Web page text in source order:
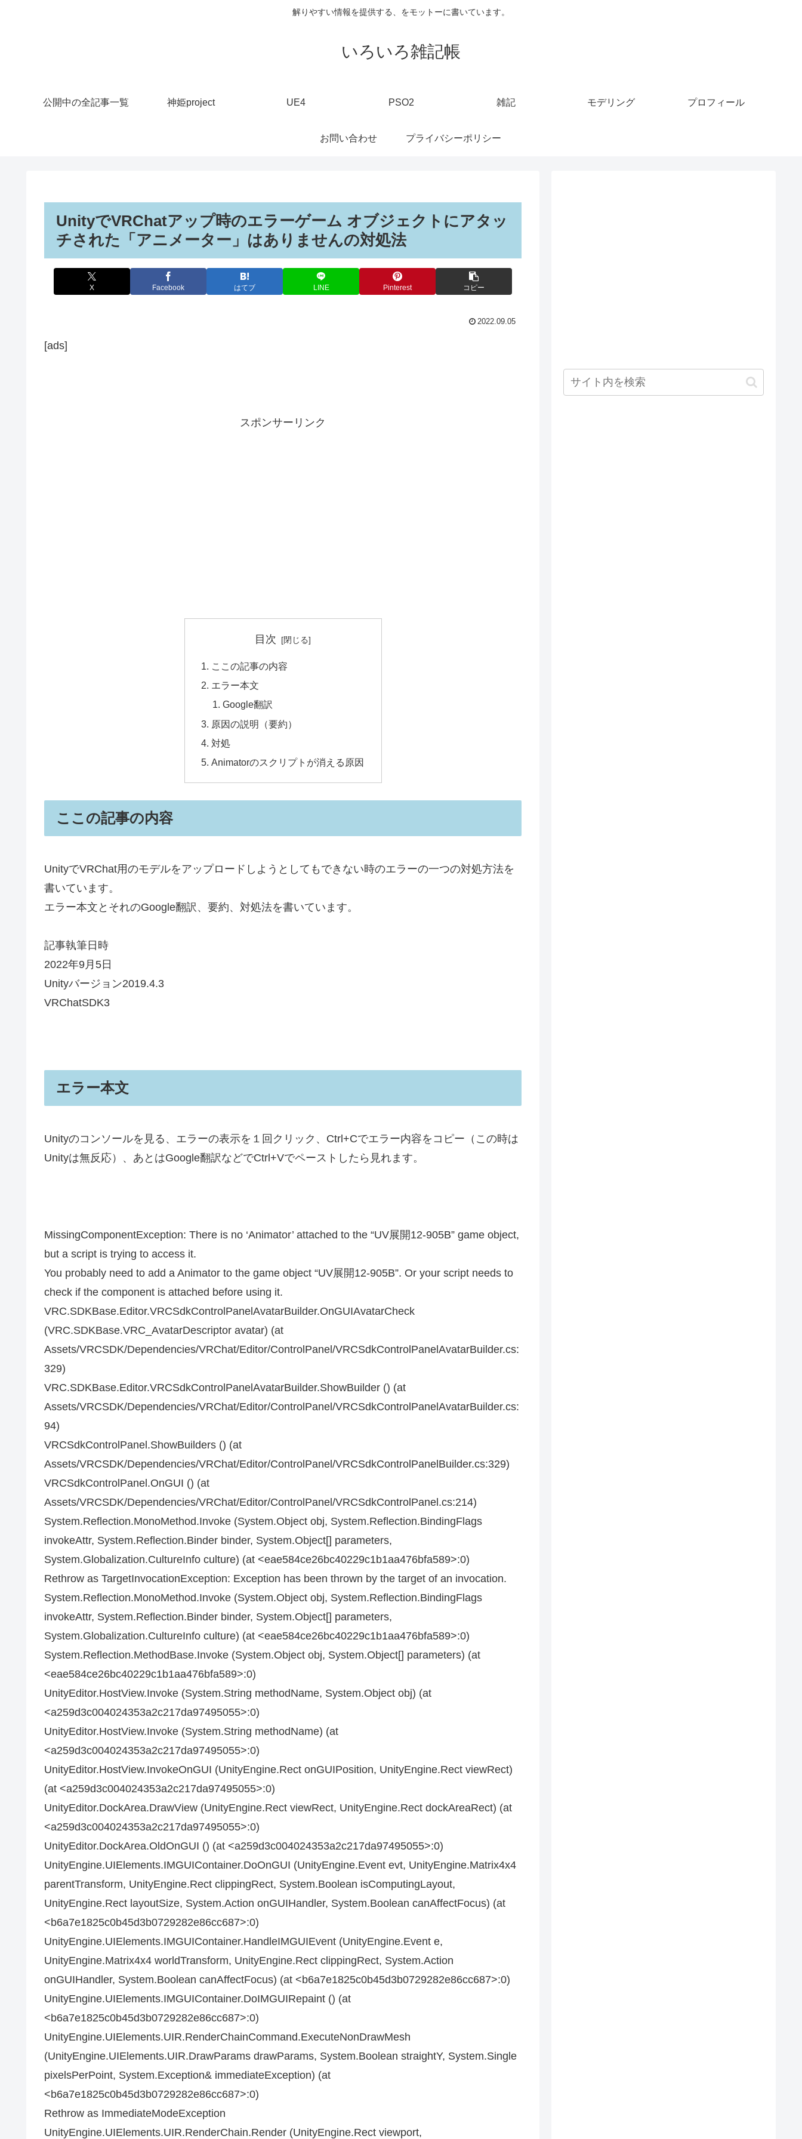
解りやすい情報を提供する、をモットーに書いています。
いろいろ雑記帳
公開中の全記事一覧 神姫project UE4 PSO2 雑記 モデリング プロフィール
お問い合わせ プライバシーポリシー
UnityでVRChatアップ時のエラーゲーム オブジェクトにアタッ
チされた「アニメーター」はありませんの対処法
X Facebook はてブ LINE Pinterest コピー
2022.09.05
[ads]
スポンサーリンク
目次
ここの記事の内容
エラー本文
Google翻訳
原因の説明（要約）
対処
Animatorのスクリプトが消える原因
ここの記事の内容
UnityでVRChat用のモデルをアップロードしようとしてもできない時のエラーの一つの対処方法を
書いています。
エラー本文とそれのGoogle翻訳、要約、対処法を書いています。
記事執筆日時
2022年9月5日
Unityバージョン2019.4.3
VRChatSDK3
エラー本文
Unityのコンソールを見る、エラーの表示を１回クリック、Ctrl+Cでエラー内容をコピー（この時は
Unityは無反応）、あとはGoogle翻訳などでCtrl+Vでペーストしたら見れます。
MissingComponentException: There is no ‘Animator’ attached to the “UV展開12-905B” game object,
but a script is trying to access it.
You probably need to add a Animator to the game object “UV展開12-905B”. Or your script needs to
check if the component is attached before using it.
VRC.SDKBase.Editor.VRCSdkControlPanelAvatarBuilder.OnGUIAvatarCheck
(VRC.SDKBase.VRC_AvatarDescriptor avatar) (at
Assets/VRCSDK/Dependencies/VRChat/Editor/ControlPanel/VRCSdkControlPanelAvatarBuilder.cs:
329)
VRC.SDKBase.Editor.VRCSdkControlPanelAvatarBuilder.ShowBuilder () (at
Assets/VRCSDK/Dependencies/VRChat/Editor/ControlPanel/VRCSdkControlPanelAvatarBuilder.cs:
94)
VRCSdkControlPanel.ShowBuilders () (at
Assets/VRCSDK/Dependencies/VRChat/Editor/ControlPanel/VRCSdkControlPanelBuilder.cs:329)
VRCSdkControlPanel.OnGUI () (at
Assets/VRCSDK/Dependencies/VRChat/Editor/ControlPanel/VRCSdkControlPanel.cs:214)
System.Reflection.MonoMethod.Invoke (System.Object obj, System.Reflection.BindingFlags
invokeAttr, System.Reflection.Binder binder, System.Object[] parameters,
System.Globalization.CultureInfo culture) (at <eae584ce26bc40229c1b1aa476bfa589>:0)
Rethrow as TargetInvocationException: Exception has been thrown by the target of an invocation.
System.Reflection.MonoMethod.Invoke (System.Object obj, System.Reflection.BindingFlags
invokeAttr, System.Reflection.Binder binder, System.Object[] parameters,
System.Globalization.CultureInfo culture) (at <eae584ce26bc40229c1b1aa476bfa589>:0)
System.Reflection.MethodBase.Invoke (System.Object obj, System.Object[] parameters) (at
<eae584ce26bc40229c1b1aa476bfa589>:0)
UnityEditor.HostView.Invoke (System.String methodName, System.Object obj) (at
<a259d3c004024353a2c217da97495055>:0)
UnityEditor.HostView.Invoke (System.String methodName) (at
<a259d3c004024353a2c217da97495055>:0)
UnityEditor.HostView.InvokeOnGUI (UnityEngine.Rect onGUIPosition, UnityEngine.Rect viewRect)
(at <a259d3c004024353a2c217da97495055>:0)
UnityEditor.DockArea.DrawView (UnityEngine.Rect viewRect, UnityEngine.Rect dockAreaRect) (at
<a259d3c004024353a2c217da97495055>:0)
UnityEditor.DockArea.OldOnGUI () (at <a259d3c004024353a2c217da97495055>:0)
UnityEngine.UIElements.IMGUIContainer.DoOnGUI (UnityEngine.Event evt, UnityEngine.Matrix4x4
parentTransform, UnityEngine.Rect clippingRect, System.Boolean isComputingLayout,
UnityEngine.Rect layoutSize, System.Action onGUIHandler, System.Boolean canAffectFocus) (at
<b6a7e1825c0b45d3b0729282e86cc687>:0)
UnityEngine.UIElements.IMGUIContainer.HandleIMGUIEvent (UnityEngine.Event e,
UnityEngine.Matrix4x4 worldTransform, UnityEngine.Rect clippingRect, System.Action
onGUIHandler, System.Boolean canAffectFocus) (at <b6a7e1825c0b45d3b0729282e86cc687>:0)
UnityEngine.UIElements.IMGUIContainer.DoIMGUIRepaint () (at
<b6a7e1825c0b45d3b0729282e86cc687>:0)
UnityEngine.UIElements.UIR.RenderChainCommand.ExecuteNonDrawMesh
(UnityEngine.UIElements.UIR.DrawParams drawParams, System.Boolean straightY, System.Single
pixelsPerPoint, System.Exception& immediateException) (at
<b6a7e1825c0b45d3b0729282e86cc687>:0)
Rethrow as ImmediateModeException
UnityEngine.UIElements.UIR.RenderChain.Render (UnityEngine.Rect viewport,